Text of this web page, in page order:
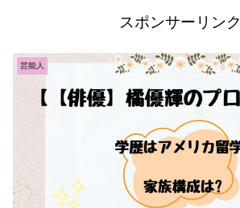
スポンサーリンク
芸能人